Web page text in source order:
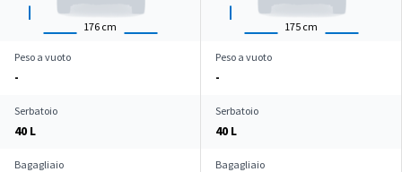
176 cm 175 cm
Peso a vuoto
-
Peso a vuoto
-
Serbatoio
40 L
Serbatoio
40 L
Bagagliaio Bagagliaio